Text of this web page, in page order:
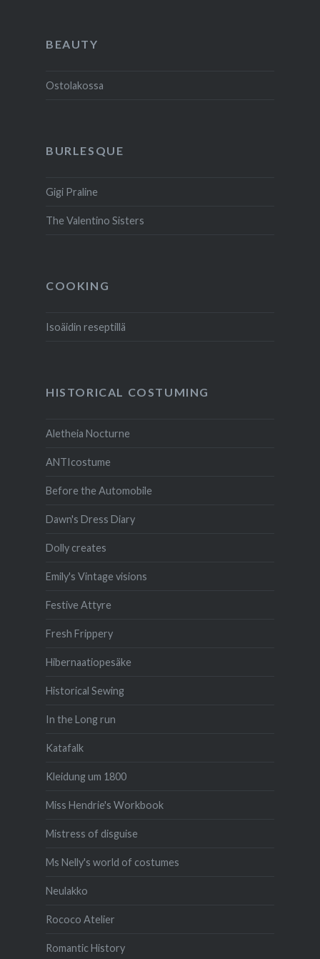
BEAUTY
Ostolakossa
BURLESQUE
Gigi Praline
The Valentino Sisters
COOKING
Isoäidin reseptillä
HISTORICAL COSTUMING
Aletheia Nocturne
ANTIcostume
Before the Automobile
Dawn's Dress Diary
Dolly creates
Emily's Vintage visions
Festive Attyre
Fresh Frippery
Hibernaatiopesäke
Historical Sewing
In the Long run
Katafalk
Kleidung um 1800
Miss Hendrie's Workbook
Mistress of disguise
Ms Nelly's world of costumes
Neulakko
Rococo Atelier
Romantic History